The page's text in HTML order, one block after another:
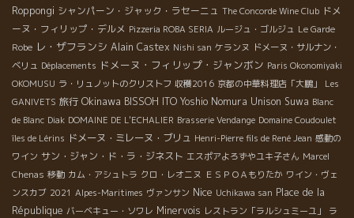
Roppongi シャンパーン・ジャック・ラセーニュ The Concorde Wine Club ドメ
ーヌ・フィリップ・デルメ Pizzeria ROBA SERIA ルージュ・ゴルジュ Le Garde
Robe レ・ザフランシ Alain Castex Nishi san ケランヌ ドメーヌ・サルナン・
ベリュ Déplacements ドメーヌ・フィリップ・ジャンボン Paris Okonomiyaki
OKOMUSU ラ・リュノットのクリストフ 収穫2016 京都の中華料理店「大鵬」
Les
GANIVETS 旅行 Okinawa BISSOH ITO Yoshio Nomura Unison Suwa Blanc
de Blanc Diak DOMAINE DE L'ECHALIER Brasserie Vendange Domaine Coudoulet
îles de Lérins ドメーヌ・ミレーヌ・ブリュ Henri-Pierre fils de René Jean 感動の
ワイン サン・ジャン・ド・ラ・ジネスト エスポアよろずやユキ子さん Marcel
Chenas 移動 カム・アシュトラ クロ・レオニヌ ＥＳＰＯＡもりたか ワイン・ヴェ
ンスカブ 2021 Alpes-Maritimes ヴァンサン Nice Uchikawa san Place de la
République バーベキュー・ソワレ Minervois レストラン「ラルシュミーユ」
ラ